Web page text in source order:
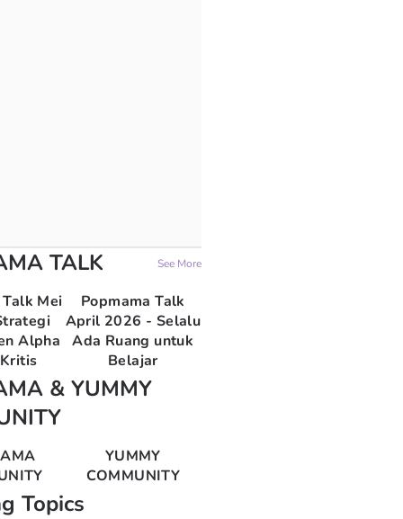
TALK See More
Mei
Alpha
Popmama Talk
April 2026 - Selalu
Ada Ruang untuk
Belajar
& YUMMY
YUMMY
COMMUNITY
Topics